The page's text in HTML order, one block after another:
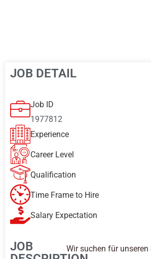
JOB DETAIL
Job ID
1977812
Experience
Career Level
Qualification
Time Frame to Hire
Salary Expectation
JOB
Wir suchen für